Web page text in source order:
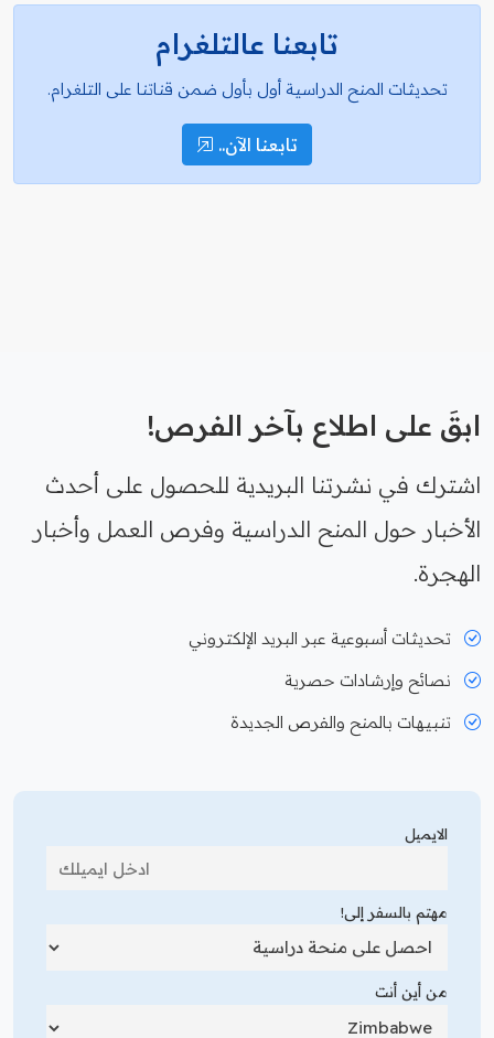
تابعنا عالتلغرام
تحديثات المنح الدراسية أول بأول ضمن قناتنا على التلغرام.
تابعنا الآن..
ابقَ على اطلاع بآخر الفرص!
اشترك في نشرتنا البريدية للحصول على أحدث
الأخبار حول المنح الدراسية وفرص العمل وأخبار
الهجرة.
تحديثات أسبوعية عبر البريد الإلكتروني
نصائح وإرشادات حصرية
تنبيهات بالمنح والفرص الجديدة
الايميل
مهتم بالسفر إلى!
من أين أنت